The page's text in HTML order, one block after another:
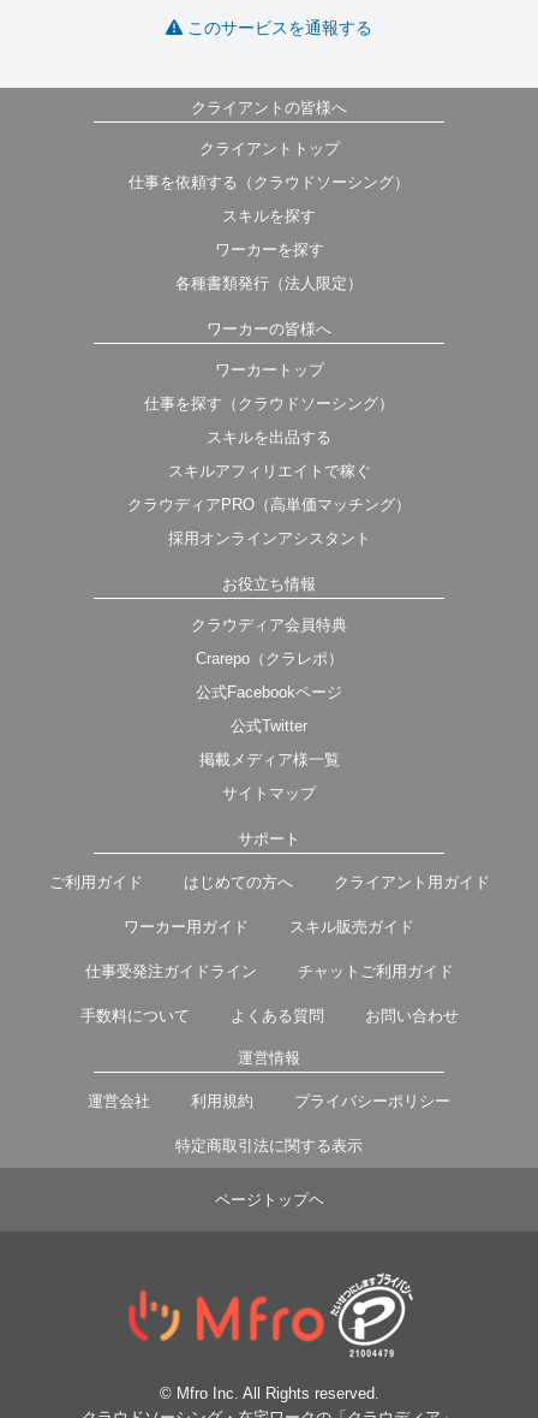
このサービスを通報する
クライアントの皆様へ
クライアントトップ
仕事を依頼する（クラウドソーシング）
スキルを探す
ワーカーを探す
各種書類発行（法人限定）
ワーカーの皆様へ
ワーカートップ
仕事を探す（クラウドソーシング）
スキルを出品する
スキルアフィリエイトで稼ぐ
クラウディアPRO（高単価マッチング）
採用オンラインアシスタント
お役立ち情報
クラウディア会員特典
Crarepo（クラレポ）
公式Facebookページ
公式Twitter
掲載メディア様一覧
サイトマップ
サポート
ご利用ガイド はじめての方へ クライアント用ガイド
ワーカー用ガイド スキル販売ガイド
仕事受発注ガイドライン チャットご利用ガイド
手数料について よくある質問 お問い合わせ
運営情報
運営会社 利用規約 プライバシーポリシー
特定商取引法に関する表示
ページトップヘ
© Mfro Inc. All Rights reserved.